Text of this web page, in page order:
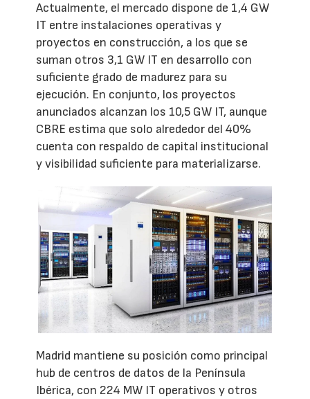
Actualmente, el mercado dispone de 1,4 GW
IT entre instalaciones operativas y
proyectos en construcción, a los que se
suman otros 3,1 GW IT en desarrollo con
suficiente grado de madurez para su
ejecución. En conjunto, los proyectos
anunciados alcanzan los 10,5 GW IT, aunque
CBRE estima que solo alrededor del 40%
cuenta con respaldo de capital institucional
y visibilidad suficiente para materializarse.
Madrid mantiene su posición como principal
hub de centros de datos de la Península
Ibérica, con 224 MW IT operativos y otros